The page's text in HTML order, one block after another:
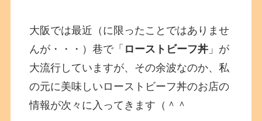
大阪では最近（に限ったことではありませ
んが・・・）巷で「 ローストビーフ丼 」が
大流行していますが、その余波なのか、私
の元に美味しいローストビーフ丼のお店の
情報が次々に入ってきます（＾＾